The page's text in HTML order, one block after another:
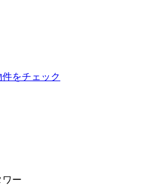
をチェック
ワー